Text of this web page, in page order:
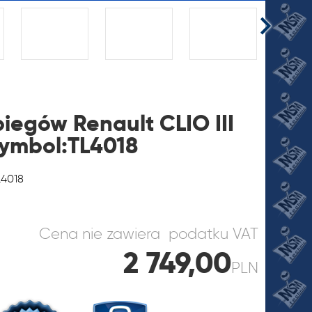
Renault CLIO III
Cena nie zawiera podatku VAT
2 749,00PLN